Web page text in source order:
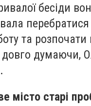
бесіди
перебратися
та
довго думаючи,
місто старі